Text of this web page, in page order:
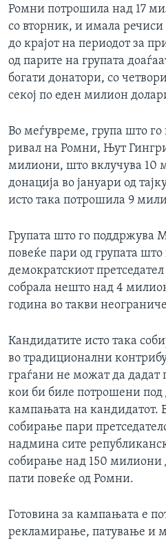
Ромни потрошила над 17
со вторник, и имала
до крајот на периодот за
од парите на групата
богати донатори, со
секој по еден милион
Во меѓувреме, група што
ривал на Ромни, Њут
милиони, што вклучува 10
донација во јануари од
исто така потрошила 9
Групата што го поддржува
повеќе пари од групата
демократскиот
собрала нешто над 4
година во такви
Кандидатите исто така
во традиционални
граѓани не можат да дадат
кои би биле потрошени под
кампањата на кандидатот.
собирање пари
надмина сите
собирање над 150 милиони
пати повеќе од Ромни.
Готовина за кампањата е
рекламирање, патување и